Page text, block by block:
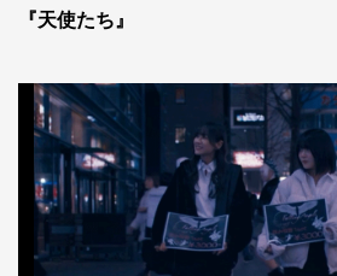
『天使たち』